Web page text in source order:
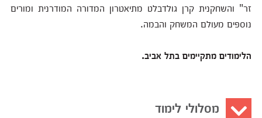
זר" והשחקנית קרן גולדבלט מתיאטרון המדורה המודרנית ומורים
נוספים מעולם המשחק והבמה.
הלימודים מתקיימים בתל אביב.
מסלולי לימוד